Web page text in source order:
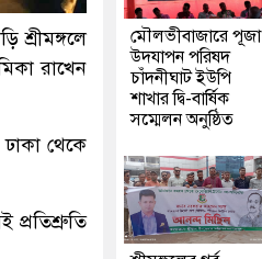
শ্রীমঙ্গলে
রাখেন
থেকে
প্রতিশ্রুতি
মৌলভীবাজারে পূজা
উদযাপন পরিষদ
চাঁদনীঘাট ইউপি
শাখার দ্বি-বার্ষিক
সম্মেলন অনুষ্ঠিত